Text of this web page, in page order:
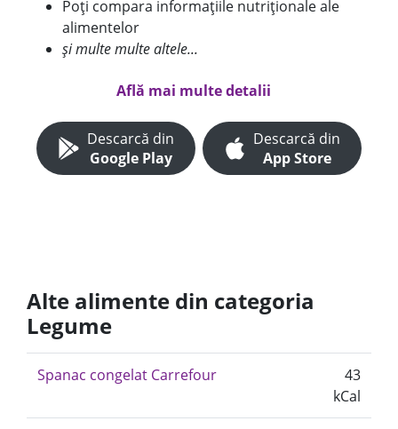
Poți compara informațiile nutriționale ale
alimentelor
și multe multe altele...
Află mai multe detalii
Descarcă din
Google Play
Descarcă din
App Store
Alte alimente din categoria
Legume
Spanac congelat Carrefour
43
kCal